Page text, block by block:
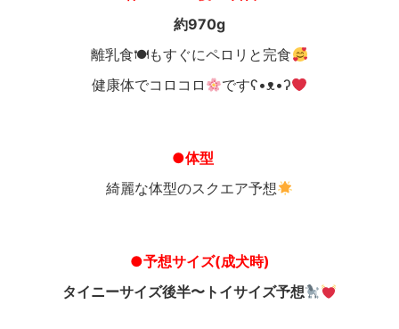
約970g
離乳食🍽もすぐにペロリと完食
健康体でコロコロ
ですʕ•ᴥ•ʔ
●体型
綺麗な体型のスクエア予想
●予想サイズ(成犬時)
タイニーサイズ後半〜トイサイズ予想